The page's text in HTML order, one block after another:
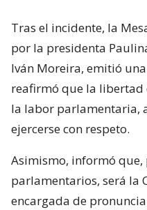
Tras el incidente, la
por la presidenta
Iván Moreira, emitió
reafirmó que la libertad
la labor parlamentaria,
ejercerse con respeto.
Asimismo, informó que,
parlamentarios, será la
encargada de